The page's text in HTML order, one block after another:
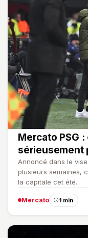
Mercato PSG
sérieusement
Annoncé dans le
plusieurs semaines,
la capitale cet été.
Mercato 1 min